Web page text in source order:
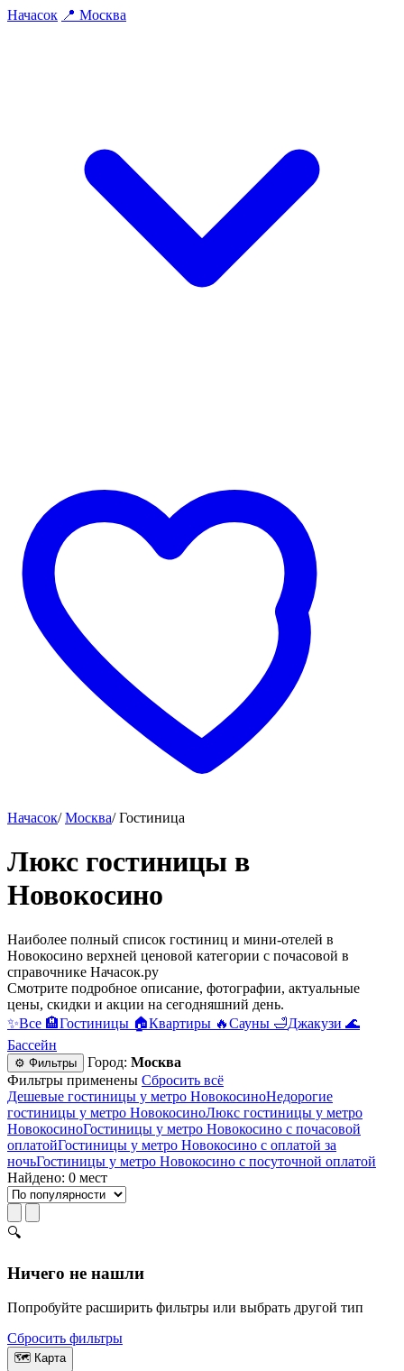
Начасок 📍 Москва
Начасок/ Москва/ Гостиница
Люкс гостиницы в
Новокосино
Наиболее полный список гостиниц и мини-отелей в
Новокосино верхней ценовой категории c почасовой в
справочнике Начасок.ру
Смотрите подробное описание, фотографии, актуальные
цены, скидки и акции на сегодняшний день.
✨Все 🏨Гостиницы 🏠Квартиры 🔥Сауны 🛁Джакузи 🌊
Бассейн
⚙ Фильтры Город: Москва
Фильтры применены Сбросить всё
Дешевые гостиницы у метро НовокосиноНедорогие
гостиницы у метро НовокосиноЛюкс гостиницы у метро
НовокосиноГостиницы у метро Новокосино c почасовой
оплатойГостиницы у метро Новокосино с оплатой за
ночьГостиницы у метро Новокосино c посуточной оплатой
Найдено: 0 мест
🔍
Ничего не нашли
Попробуйте расширить фильтры или выбрать другой тип
Сбросить фильтры
🗺 Карта